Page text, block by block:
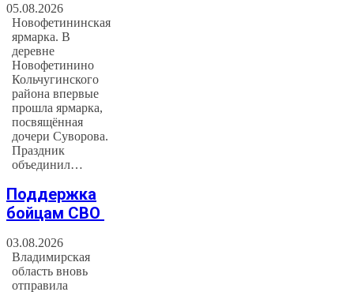
05.08.2026
Новофетининская
ярмарка. В
деревне
Новофетинино
Кольчугинского
района впервые
прошла ярмарка,
посвящённая
дочери Суворова.
Праздник
объединил…
Поддержка
бойцам СВО
03.08.2026
Владимирская
область вновь
отправила